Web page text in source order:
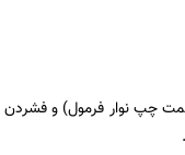
چپ نوار فرمول) و فشردن
.